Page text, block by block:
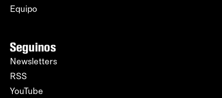
Equipo
Seguinos
Newsletters
RSS
YouTube